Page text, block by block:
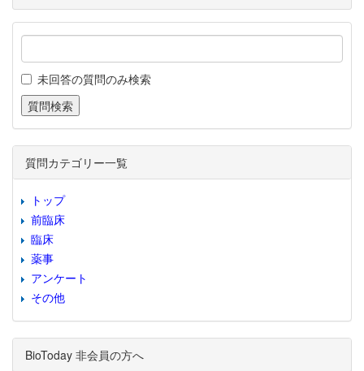
未回答の質問のみ検索
質問カテゴリー一覧
トップ
前臨床
臨床
薬事
アンケート
その他
BioToday 非会員の方へ